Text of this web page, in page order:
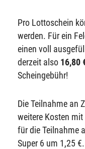
Pro Lottoschein
werden. Für ein
einen voll
derzeit also 16,80
Scheingebühr!
Die Teilnahme an
weitere Kosten
für die Teilnahme
Super 6 um 1,25